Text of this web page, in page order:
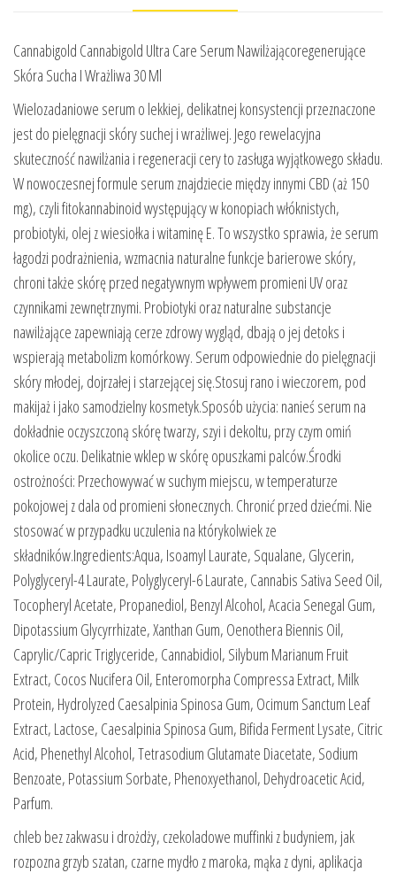
Cannabigold Cannabigold Ultra Care Serum Nawilżającoregenerujące
Skóra Sucha I Wrażliwa 30 Ml
Wielozadaniowe serum o lekkiej, delikatnej konsystencji przeznaczone
jest do pielęgnacji skóry suchej i wrażliwej. Jego rewelacyjna
skuteczność nawilżania i regeneracji cery to zasługa wyjątkowego składu.
W nowoczesnej formule serum znajdziecie między innymi CBD (aż 150
mg), czyli fitokannabinoid występujący w konopiach włóknistych,
probiotyki, olej z wiesiołka i witaminę E. To wszystko sprawia, że serum
łagodzi podrażnienia, wzmacnia naturalne funkcje barierowe skóry,
chroni także skórę przed negatywnym wpływem promieni UV oraz
czynnikami zewnętrznymi. Probiotyki oraz naturalne substancje
nawilżające zapewniają cerze zdrowy wygląd, dbają o jej detoks i
wspierają metabolizm komórkowy. Serum odpowiednie do pielęgnacji
skóry młodej, dojrzałej i starzejącej się.Stosuj rano i wieczorem, pod
makijaż i jako samodzielny kosmetyk.Sposób użycia: nanieś serum na
dokładnie oczyszczoną skórę twarzy, szyi i dekoltu, przy czym omiń
okolice oczu. Delikatnie wklep w skórę opuszkami palców.Środki
ostrożności: Przechowywać w suchym miejscu, w temperaturze
pokojowej z dala od promieni słonecznych. Chronić przed dziećmi. Nie
stosować w przypadku uczulenia na którykolwiek ze
składników.Ingredients:Aqua, Isoamyl Laurate, Squalane, Glycerin,
Polyglyceryl-4 Laurate, Polyglyceryl-6 Laurate, Cannabis Sativa Seed Oil,
Tocopheryl Acetate, Propanediol, Benzyl Alcohol, Acacia Senegal Gum,
Dipotassium Glycyrrhizate, Xanthan Gum, Oenothera Biennis Oil,
Caprylic/Capric Triglyceride, Cannabidiol, Silybum Marianum Fruit
Extract, Cocos Nucifera Oil, Enteromorpha Compressa Extract, Milk
Protein, Hydrolyzed Caesalpinia Spinosa Gum, Ocimum Sanctum Leaf
Extract, Lactose, Caesalpinia Spinosa Gum, Bifida Ferment Lysate, Citric
Acid, Phenethyl Alcohol, Tetrasodium Glutamate Diacetate, Sodium
Benzoate, Potassium Sorbate, Phenoxyethanol, Dehydroacetic Acid,
Parfum.
chleb bez zakwasu i drożdży, czekoladowe muffinki z budyniem, jak
rozpozna grzyb szatan, czarne mydło z maroka, mąka z dyni, aplikacja